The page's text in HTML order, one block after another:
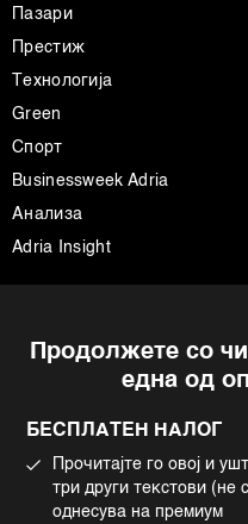
Продолжете со
една од
БЕСПЛАТЕН НАЛОГ
Прочитајте го овој и
три други текстови (не
однесува на премиум
Пазари
Престиж
Технологија
Green
Спорт
Businessweek Adria
Анализа
Adria Insight
Импресум
Политика на приватност
Политика за колачиња
Употреба на вештачка